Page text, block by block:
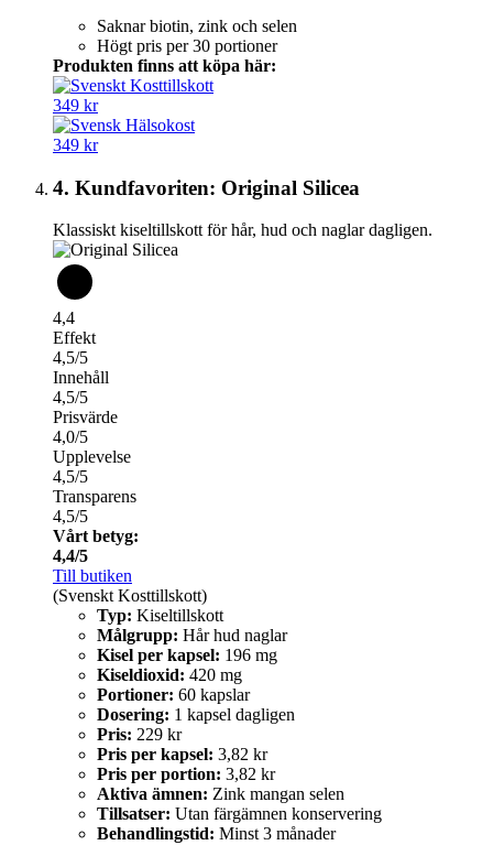
Saknar biotin, zink och selen
Högt pris per 30 portioner
Produkten finns att köpa här:
349 kr
349 kr
4. Kundfavoriten: Original Silicea
Klassiskt kiseltillskott för hår, hud och naglar dagligen.
4,4
Effekt
4,5/5
Innehåll
4,5/5
Prisvärde
4,0/5
Upplevelse
4,5/5
Transparens
4,5/5
Vårt betyg:
4,4/5
Till butiken
(Svenskt Kosttillskott)
Typ: Kiseltillskott
Målgrupp: Hår hud naglar
Kisel per kapsel: 196 mg
Kiseldioxid: 420 mg
Portioner: 60 kapslar
Dosering: 1 kapsel dagligen
Pris: 229 kr
Pris per kapsel: 3,82 kr
Pris per portion: 3,82 kr
Aktiva ämnen: Zink mangan selen
Tillsatser: Utan färgämnen konservering
Behandlingstid: Minst 3 månader